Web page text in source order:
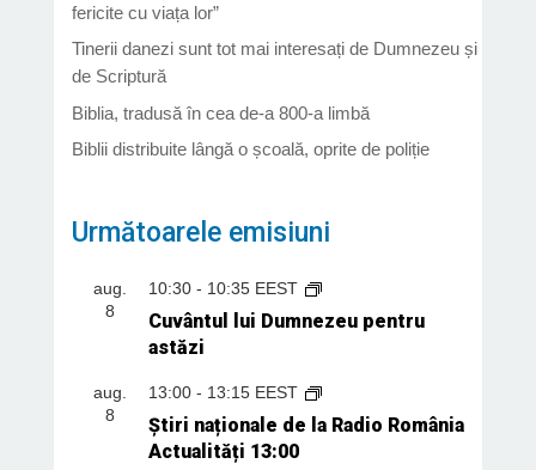
fericite cu viața lor”
Tinerii danezi sunt tot mai interesați de Dumnezeu și
de Scriptură
Biblia, tradusă în cea de-a 800-a limbă
Biblii distribuite lângă o școală, oprite de poliție
Următoarele emisiuni
aug.
8
10:30- 10:35 EEST
Cuvântul lui Dumnezeu pentru
astăzi
aug.
8
13:00- 13:15 EEST
Știri naționale de la Radio România
Actualități 13:00